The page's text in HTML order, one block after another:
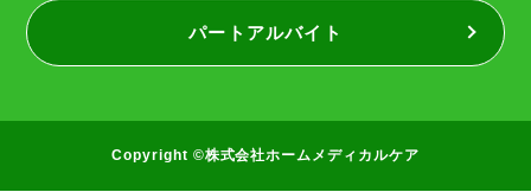
パートアルバイト
Copyright ©株式会社ホームメディカルケア